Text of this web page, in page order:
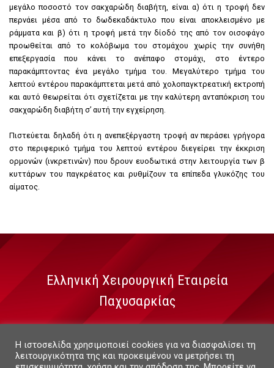
μεγάλο ποσοστό τον σακχαρώδη διαβήτη, είναι α) ότι η τροφή δεν
περνάει μέσα από το δωδεκαδάκτυλο που είναι αποκλεισμένο με
ράμματα και β) ότι η τροφή μετά την δίοδό της από τον οισοφάγο
προωθείται από το κολόβωμα του στομάχου χωρίς την συνήθη
επεξεργασία που κάνει το ανέπαφο στομάχι, στο έντερο
παρακάμπτοντας ένα μεγάλο τμήμα του. Μεγαλύτερο τμήμα του
λεπτού εντέρου παρακάμπτεται μετά από χολοπαγκτρεατική εκτροπή
και αυτό θεωρείται ότι σχετίζεται με την καλύτερη ανταπόκριση του
σακχαρώδη διαβήτη σ’ αυτή την εγχείρηση.
Πιστεύεται δηλαδή ότι η ανεπεξέργαστη τροφή αν περάσει γρήγορα
στο περιφερικό τμήμα του λεπτού εντέρου διεγείρει την έκκριση
ορμονών (ινκρετινών) που δρουν ευοδωτικά στην λειτουργία των β
κυττάρων του παγκρέατος και ρυθμίζουν τα επίπεδα γλυκόζης του
αίματος.
Ελληνική Χειρουργική Εταιρεία
Παχυσαρκίας
Η ιστοσελίδα χρησιμοποιεί cookies για να διασφαλίσει τη
λειτουργικότητα της και προκειμένου να μετρήσει τη